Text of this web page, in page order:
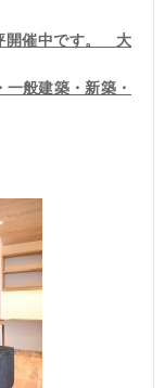
開催中です。 大
般建築・新築・